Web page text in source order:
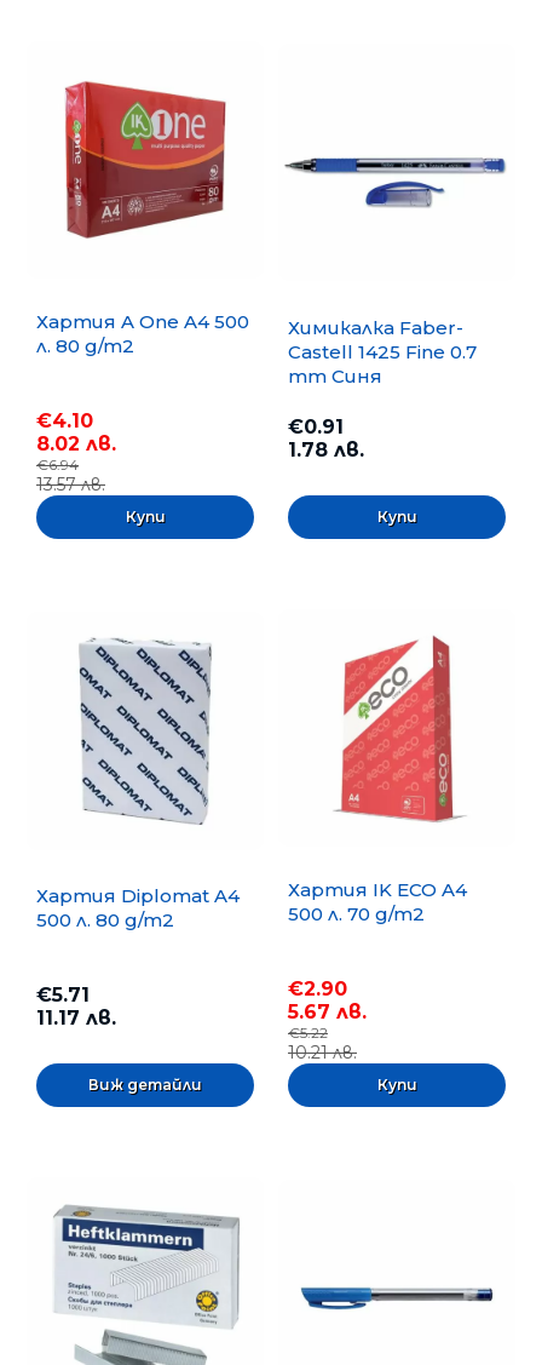
Хартия A One A4 500
л. 80 g/m2
€4.10
8.02 лв.
€6.94
13.57 лв.
Химикалка Faber-
Castell 1425 Fine 0.7
mm Синя
€0.91
1.78 лв.
Хартия Diplomat A4
500 л. 80 g/m2
€5.71
11.17 лв.
Виж детайли
Хартия IK ECO A4
500 л. 70 g/m2
€2.90
5.67 лв.
€5.22
10.21 лв.